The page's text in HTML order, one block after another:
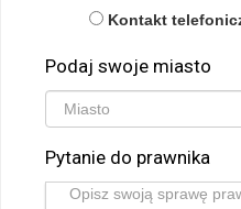
Kontakt
Podaj swoje miasto
Pytanie do prawnika